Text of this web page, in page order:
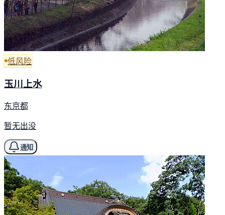
低风险
玉川上水
东京都
暂无出没
通知